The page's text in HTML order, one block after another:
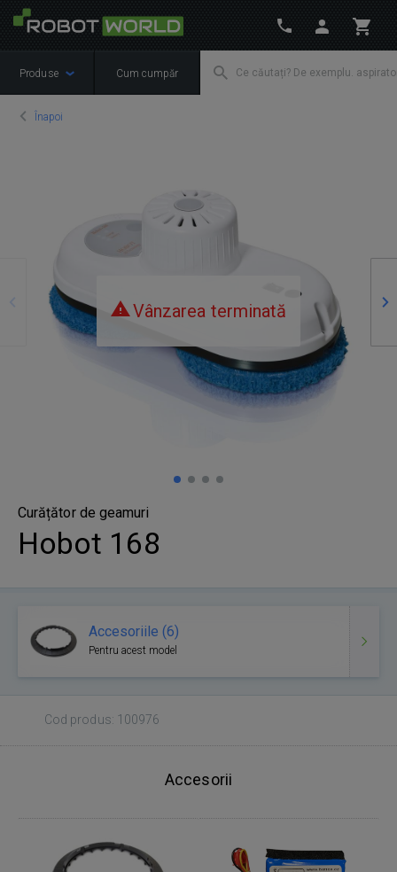
Produse Cum cumpăr
Înapoi
Vânzarea terminată
Curățător de geamuri
Hobot 168
Accesoriile (6)
Pentru acest model
Cod produs: 100976
Accesorii